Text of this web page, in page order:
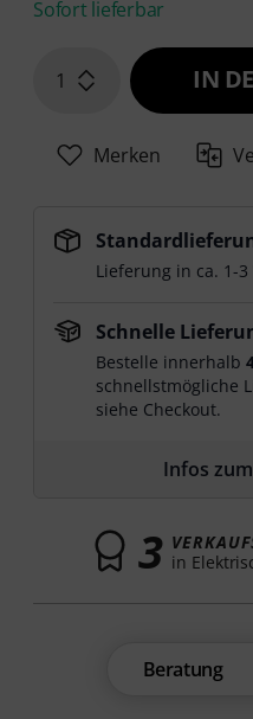
Sofort lieferbar
1 IN
Merken
Lieferung in ca. 1-3
Schnelle
Bestelle innerhalb
schnellstmögliche
siehe Checkout.
Infos
3 in
Beratung